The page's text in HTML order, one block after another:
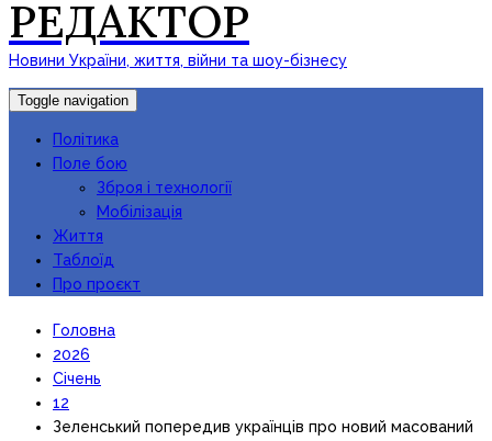
РЕДАКТОР
Новини України, життя, війни та шоу-бізнесу
Toggle navigation
Політика
Поле бою
Зброя і технології
Мобілізація
Життя
Таблоїд
Про проєкт
Головна
2026
Січень
12
Зеленський попередив українців про новий масований